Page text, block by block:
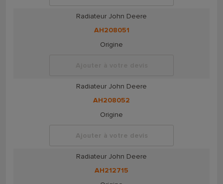
Radiateur John Deere
AH208051
Origine
Radiateur John Deere
AH208052
Origine
Ajouter à votre devis
Radiateur John Deere
AH212715